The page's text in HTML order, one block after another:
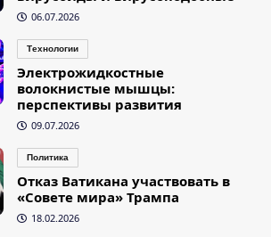
06.07.2026
Технологии
Электрожидкостные
волокнистые мышцы:
перспективы развития
09.07.2026
Политика
Отказ Ватикана участвовать в
«Совете мира» Трампа
18.02.2026